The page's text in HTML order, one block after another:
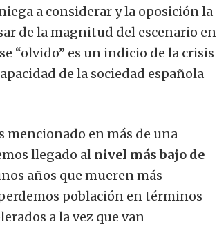
a considerar y la oposición la
de la magnitud del escenario en
“olvido” es un indicio de la crisis
de la sociedad española
mencionado en más de una
llegado al nivel más bajo de
años que mueren más
población en términos
a la vez que van